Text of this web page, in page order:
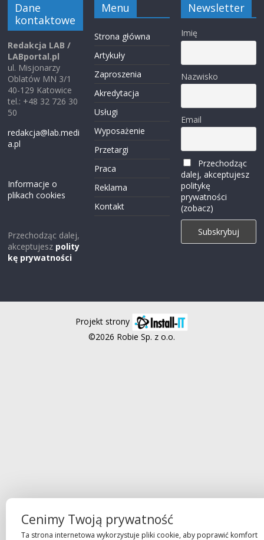
Dane
kontaktowe
Redakcja LAB /
LABportal.pl
ul. Misjonarzy
Oblatów MN 3/1
40-129 Katowice
tel.: +48 32 726 30
50
redakcja@lab.medi
a.pl
Informacje o
plikach cookies
Przechodząc dalej,
akceptujesz polity
kę prywatności
Menu
Strona główna
Artykuły
Zaproszenia
Akredytacja
Usługi
Wyposażenie
Przetargi
Praca
Reklama
Kontakt
Newsletter
Imię
Nazwisko
Email
Przechodząc
dalej, akceptujesz
politykę
prywatności
(zobacz)
Projekt strony
©2026 Robie Sp. z o.o.
Cenimy Twoją prywatność
Ta strona internetowa wykorzystuje pliki cookie, aby poprawić komfort